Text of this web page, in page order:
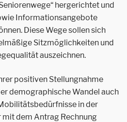
hergerichtet und
Informationsangebote
Diese Wege sollen sich
Sitzmöglichkeiten und
auszeichnen.
positiven Stellungnahme
demographische Wandel auch
in der
mit dem Antrag Rechnung